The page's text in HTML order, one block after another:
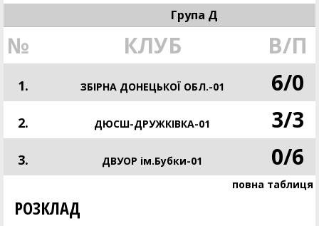
Група Д
№ КЛУБ В/П
1. ЗБІРНА ДОНЕЦЬКОЇ ОБЛ.-01 6/0
2. ДЮСШ-ДРУЖКІВКА-01 3/3
3. ДВУОР ім.Бубки-01 0/6
повна таблиця
РОЗКЛАД